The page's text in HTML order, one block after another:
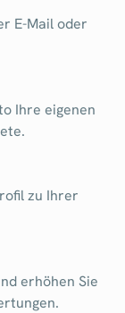
E-Mail oder
Ihre eigenen
zu Ihrer
erhöhen Sie